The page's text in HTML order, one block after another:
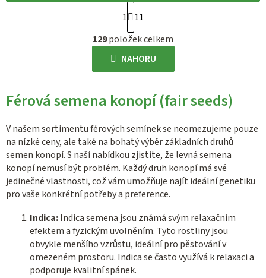
O
v
l
á
a
í
p
r
v
k
y
v
ý
p
i
s
S
t
r
á
n
o
v
n
í
1
11
129položek celkem
NAHORU
Férová semena konopí (fair seeds)
V našem sortimentu férových semínek se neomezujeme pouze
na nízké ceny, ale také na bohatý výběr základních druhů
semen konopí. S naší nabídkou zjistíte, že levná semena
konopí nemusí být problém. Každý druh konopí má své
jedinečné vlastnosti, což vám umožňuje najít ideální genetiku
pro vaše konkrétní potřeby a preference.
Indica:Indica semena jsou známá svým relaxačním
efektem a fyzickým uvolněním. Tyto rostliny jsou
obvykle menšího vzrůstu, ideální pro pěstování v
omezeném prostoru. Indica se často využívá k relaxaci a
podporuje kvalitní spánek.